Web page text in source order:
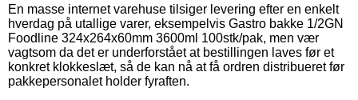
En masse internet varehuse tilsiger levering efter en enkelt
hverdag på utallige varer, eksempelvis Gastro bakke 1/2GN
Foodline 324x264x60mm 3600ml 100stk/pak, men vær
vagtsom da det er underforstået at bestillingen laves før et
konkret klokkeslæt, så de kan nå at få ordren distribueret før
pakkepersonalet holder fyraften.